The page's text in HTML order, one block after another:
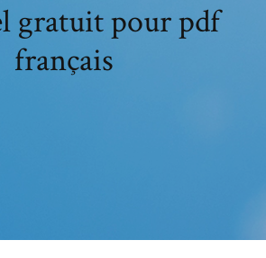
gratuit pour pdf
français